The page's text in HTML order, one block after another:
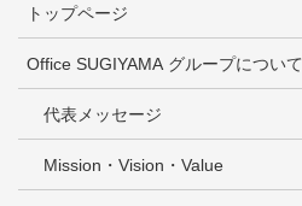
トップページ
Office SUGIYAMA グループについて
代表メッセージ
Mission・Vision・Value